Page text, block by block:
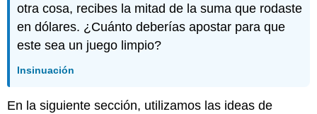
otra cosa, recibes la mitad de la suma que rodaste
en dólares. ¿Cuánto deberías apostar para que
este sea un juego limpio?
Insinuación
En la siguiente sección, utilizamos las ideas de